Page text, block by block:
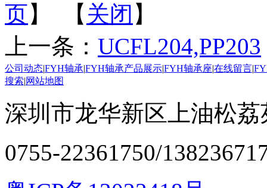
页】 【 关闭 】
上一条： UCFL204,PP203
公司动态|FYH轴承|FYH轴承产品展示|FYH轴承座|在线留言|
搜索|网站地图
深圳市龙华新区上油松
0755-22361750/